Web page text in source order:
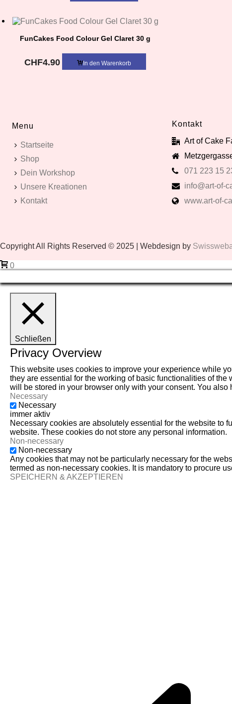
FunCakes Food Colour Gel Claret 30 g
CHF4.90 In den Warenkorb
Menu
Startseite
Shop
Dein Workshop
Unsere Kreationen
Kontakt
Kontakt
Art of Cake
071 223 15
info@art-of-
www.art-of-
Copyright All Rights Reserved © 2025 | Webdesign by
0
Schließen
Privacy Overview
This website uses cookies to improve your experience while
they are essential for the working of basic functionalities of
will be stored in your browser only with your consent. You
Necessary
Necessary
immer aktiv
Necessary cookies are absolutely essential for the website to
website. These cookies do not store any personal information.
Non-necessary
Non-necessary
Any cookies that may not be particularly necessary for the
termed as non-necessary cookies. It is mandatory to procure
SPEICHERN & AKZEPTIEREN